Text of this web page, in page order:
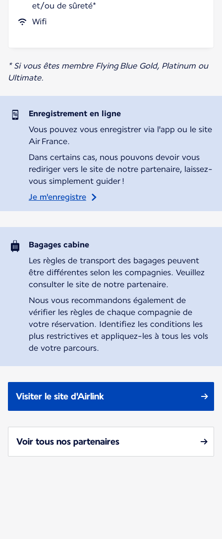
et/ou de sûreté*
Wifi
* Si vous êtes membre Flying Blue Gold, Platinum ou
Ultimate.
Enregistrement en ligne
Vous pouvez vous enregistrer via l'app ou le site
Air France.
Dans certains cas, nous pouvons devoir vous
rediriger vers le site de notre partenaire, laissez-
vous simplement guider !
Je m'enregistre
Bagages cabine
Les règles de transport des bagages peuvent
être différentes selon les compagnies. Veuillez
consulter le site de notre partenaire.
Nous vous recommandons également de
vérifier les règles de chaque compagnie de
votre réservation. Identifiez les conditions les
plus restrictives et appliquez-les à tous les vols
de votre parcours.
Visiter le site d'Airlink
Voir tous nos partenaires